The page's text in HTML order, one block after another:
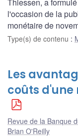
Thiessen, a
l'occasion de la
monétaire de
Type(s) de contenu :
Les
coûts
Revue de la Banque
Brian O'Reilly